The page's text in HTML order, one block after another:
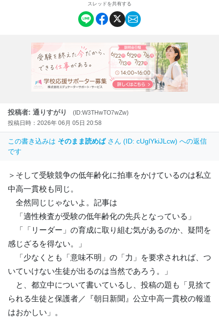
スレッドを共有する
投稿者: 通りすがり
(ID:W3THwTO7wZw)
投稿日時：2026年 06月 05日 20:58
この書き込みは そのまま読めば さん (ID: cUglYkiJLcw) への返信
です
＞そして受験競争の低年齢化に拍車をかけているのは私立
中高一貫校も同じ。
全然同じじゃないよ。記事は
「適性検査が受験の低年齢化の先兵となっている」
「「リーダー」の育成に取り組む気があるのか、疑問を
感じざるを得ない。」
「少なくとも「意味不明」の「力」を要求されれば、つ
いていけない生徒が出るのは当然であろう。」
と、都立中について書いているし、投稿の題も「見捨て
られる生徒と保護者／『朝日新聞』公立中高一貫校の報道
はおかしい」。